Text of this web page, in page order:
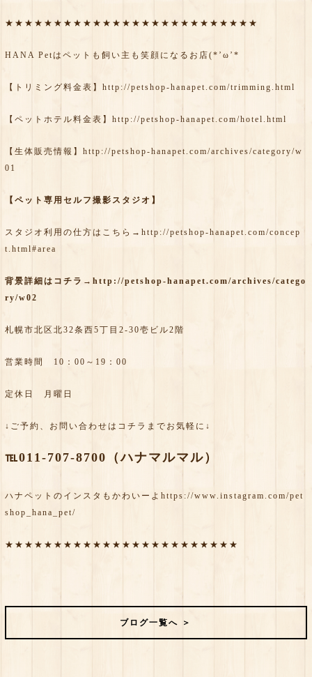
★★★★★★★★★★★★★★★★★★★★★★★★★★
HANA Petはペットも飼い主も笑顔になるお店(*’ω’*
【トリミング料金表】 http://petshop-hanapet.com/trimming.html
【ペットホテル料金表】 http://petshop-hanapet.com/hotel.html
【生体販売情報】 http://petshop-hanapet.com/archives/category/w
01
【ペット専用セルフ撮影スタジオ】
スタジオ利用の仕方はこちら→ http://petshop-hanapet.com/concep
t.html#area
背景詳細はコチラ→ http://petshop-hanapet.com/archives/catego
ry/w02
札幌市北区北32条西5丁目2-30壱ビル2階
営業時間 10：00～19：00
定休日 月曜日
↓ご予約、お問い合わせはコチラまでお気軽に↓
℡011-707-8700（ハナマルマル）
ハナペットのインスタもかわいーよ https://www.instagram.com/pet
shop_hana_pet/
★★★★★★★★★★★★★★★★★★★★★★★★
ブログ一覧へ ＞